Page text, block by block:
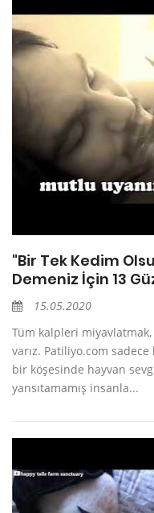
"Bir Tek Kedim
Demeniz İçin 13
15.05.2020
Tüm kalpleri
varız. Patiliyo.com
bir köşesinde hayvan
yansıtamamış insanla...